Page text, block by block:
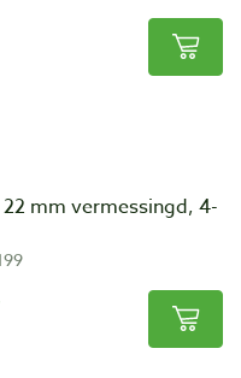
mm vermessingd, 4-